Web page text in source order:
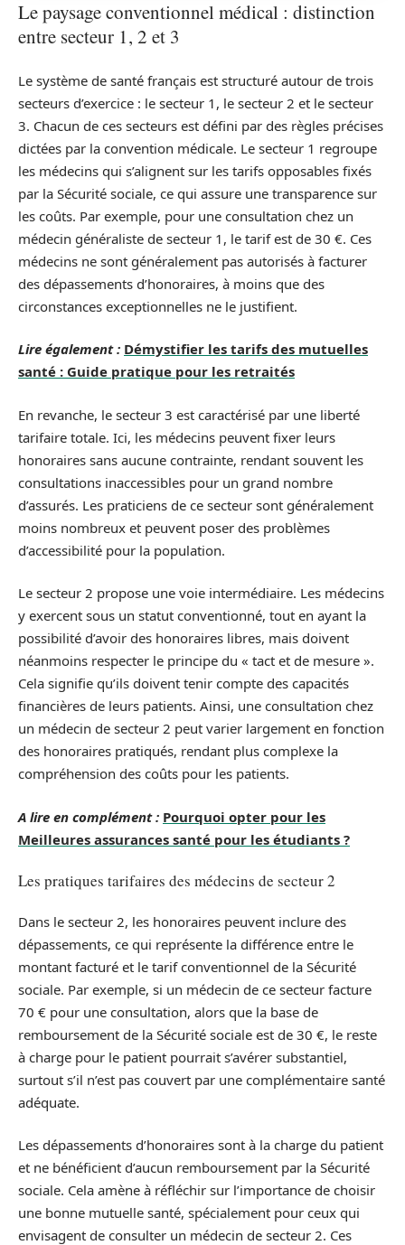
Le paysage conventionnel médical : distinction
entre secteur 1, 2 et 3
Le système de santé français est structuré autour de trois
secteurs d’exercice : le secteur 1, le secteur 2 et le secteur
3. Chacun de ces secteurs est défini par des règles précises
dictées par la convention médicale. Le secteur 1 regroupe
les médecins qui s’alignent sur les tarifs opposables fixés
par la Sécurité sociale, ce qui assure une transparence sur
les coûts. Par exemple, pour une consultation chez un
médecin généraliste de secteur 1, le tarif est de 30 €. Ces
médecins ne sont généralement pas autorisés à facturer
des dépassements d’honoraires, à moins que des
circonstances exceptionnelles ne le justifient.
Lire également : Démystifier les tarifs des mutuelles
santé : Guide pratique pour les retraités
En revanche, le secteur 3 est caractérisé par une liberté
tarifaire totale. Ici, les médecins peuvent fixer leurs
honoraires sans aucune contrainte, rendant souvent les
consultations inaccessibles pour un grand nombre
d’assurés. Les praticiens de ce secteur sont généralement
moins nombreux et peuvent poser des problèmes
d’accessibilité pour la population.
Le secteur 2 propose une voie intermédiaire. Les médecins
y exercent sous un statut conventionné, tout en ayant la
possibilité d’avoir des honoraires libres, mais doivent
néanmoins respecter le principe du « tact et de mesure ».
Cela signifie qu’ils doivent tenir compte des capacités
financières de leurs patients. Ainsi, une consultation chez
un médecin de secteur 2 peut varier largement en fonction
des honoraires pratiqués, rendant plus complexe la
compréhension des coûts pour les patients.
A lire en complément : Pourquoi opter pour les
Meilleures assurances santé pour les étudiants ?
Les pratiques tarifaires des médecins de secteur 2
Dans le secteur 2, les honoraires peuvent inclure des
dépassements, ce qui représente la différence entre le
montant facturé et le tarif conventionnel de la Sécurité
sociale. Par exemple, si un médecin de ce secteur facture
70 € pour une consultation, alors que la base de
remboursement de la Sécurité sociale est de 30 €, le reste
à charge pour le patient pourrait s’avérer substantiel,
surtout s’il n’est pas couvert par une complémentaire santé
adéquate.
Les dépassements d’honoraires sont à la charge du patient
et ne bénéficient d’aucun remboursement par la Sécurité
sociale. Cela amène à réfléchir sur l’importance de choisir
une bonne mutuelle santé, spécialement pour ceux qui
envisagent de consulter un médecin de secteur 2. Ces